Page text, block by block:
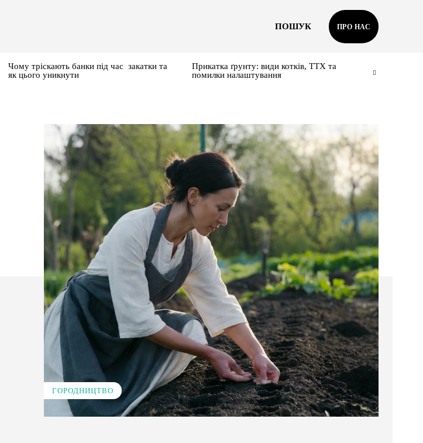
ПОШУК ПРО НАС
Чому тріскають банки під час закатки та
як цього уникнути
Прикатка ґрунту: види котків, ТТХ та
помилки налаштування
ГОРОДНИЦТВО